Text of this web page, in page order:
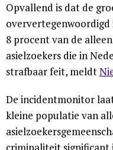
Opvallend is dat de
oververtegenwoordigd
8 procent van de
asielzoekers die in
strafbaar feit, meldt
De incidentmonitor
kleine populatie van